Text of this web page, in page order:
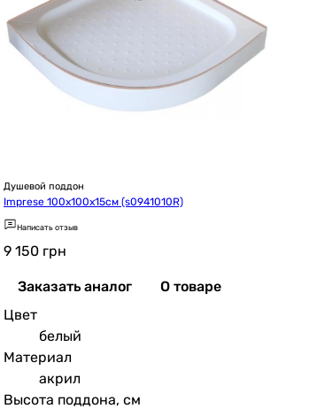
Душевой поддон
Imprese 100x100x15см (s0941010R)
Написать отзыв
9 150 грн
Заказать аналог
О товаре
Цвет
белый
Материал
акрил
Высота поддона, см